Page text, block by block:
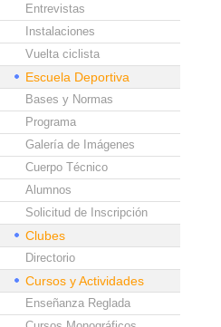
Entrevistas
Instalaciones
Vuelta ciclista
Escuela Deportiva
Bases y Normas
Programa
Galería de Imágenes
Cuerpo Técnico
Alumnos
Solicitud de Inscripción
Clubes
Directorio
Cursos y Actividades
Enseñanza Reglada